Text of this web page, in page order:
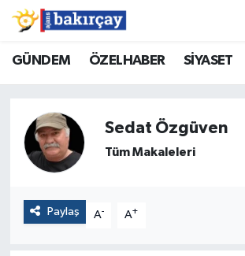
GÜNDEM ÖZELHABER SİYASET
Sedat Özgüven
Tüm Makaleleri
Paylaş A- A+
İzmir Nöbetçi Eczaneler
İzmir Namaz Vakitleri
Süper Lig Puan Durumu ve Fikstür